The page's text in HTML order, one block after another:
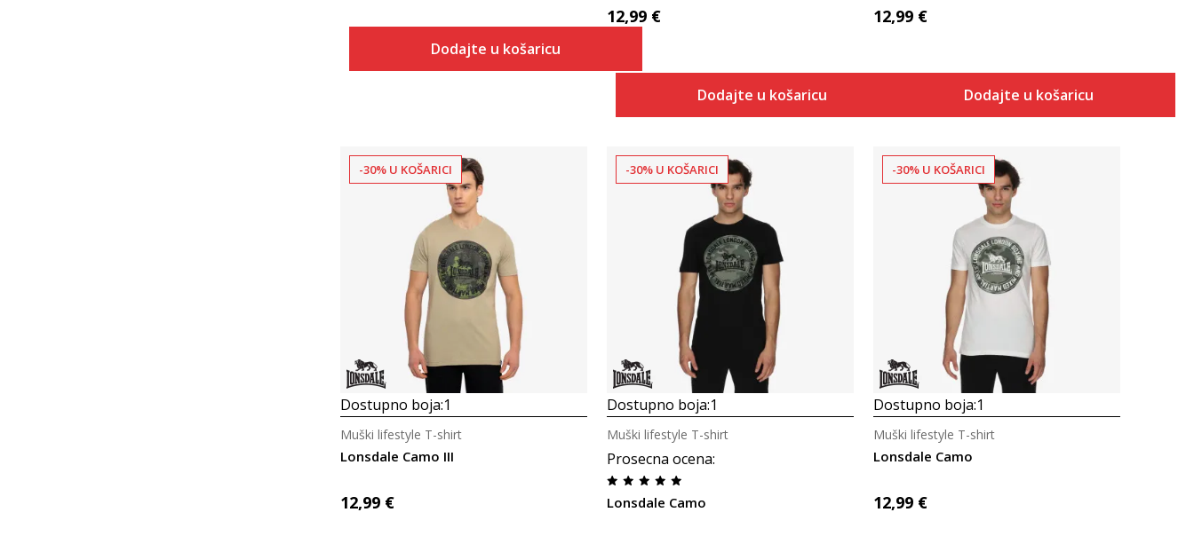
Dodajte u košaricu
12,99 €
Dodajte u košaricu
12,99 €
Dodajte u košaricu
Uporedi
-30% U KOŠARICI
Dostupno boja:1
Lonsdale Camo III
Muški lifestyle T-shirt
12,99 €
Uporedi
-30% U KOŠARICI
Dostupno boja:1
Prosecna ocena:
Lonsdale Camo
Muški lifestyle T-shirt
Uporedi
-30% U KOŠARICI
Dostupno boja:1
Lonsdale Camo
Muški lifestyle T-shirt
12,99 €